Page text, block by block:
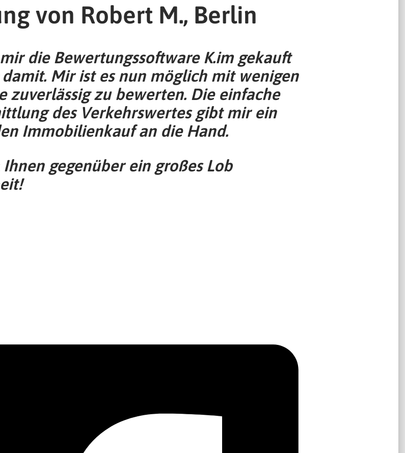
von Robert M., Berlin
die Bewertungssoftware K.im gekauft
Mir ist es nun möglich mit wenigen
zuverlässig zu bewerten. Die einfache
des Verkehrswertes gibt mir ein
Immobilienkauf an die Hand.
gegenüber ein großes Lob